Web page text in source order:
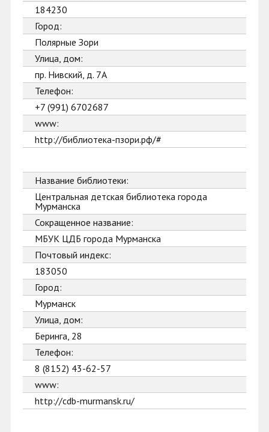
184230
Город:
Полярные Зори
Улица, дом:
пр. Нивский, д. 7А
Телефон:
+7 (991) 6702687
www:
http://библиотека-пзори.рф/#
Название библиотеки:
Центральная детская библиотека города
Мурманска
Сокращенное название:
МБУК ЦДБ города Мурманска
Почтовый индекс:
183050
Город:
Мурманск
Улица, дом:
Беринга, 28
Телефон:
8 (8152) 43-62-57
www:
http://cdb-murmansk.ru/